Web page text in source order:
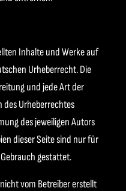
Inhalte und Werke auf
Urheberrecht. Die
und jede Art der
des Urheberrechtes
des jeweiligen Autors
dieser Seite sind nur für
gestattet.
vom Betreiber erstellt